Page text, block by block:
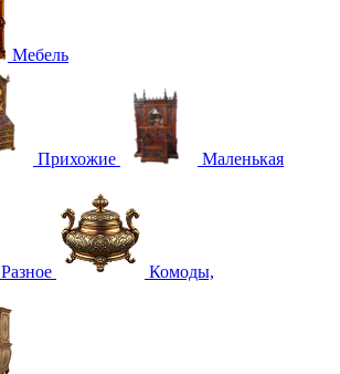
Мебель
Прихожие
Маленькая
Разное
Комоды,